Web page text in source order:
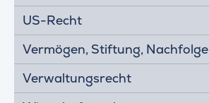
US-Recht
Vermögen, Stiftung, Nachfolge
Verwaltungsrecht